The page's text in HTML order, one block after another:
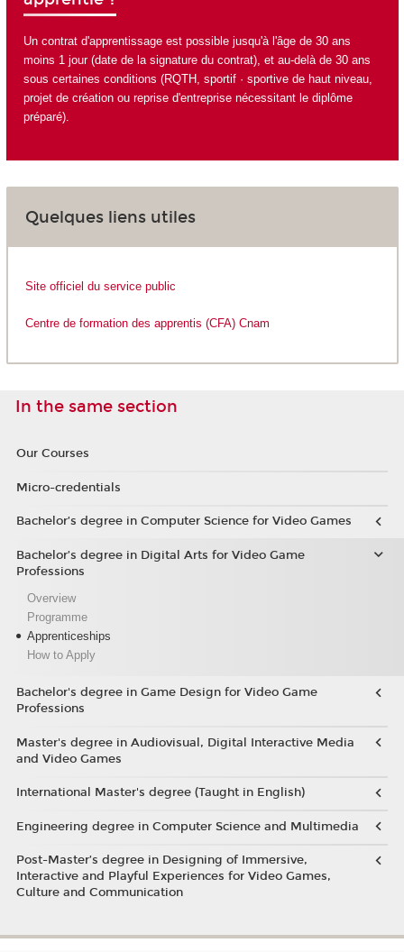
Un contrat d'apprentissage est possible jusqu'à l'âge de 30 ans
moins 1 jour (date de la signature du contrat), et au-delà de 30 ans
sous certaines conditions (RQTH, sportif · sportive de haut niveau,
projet de création ou reprise d'entreprise nécessitant le diplôme
préparé).
Quelques liens utiles
Site officiel du service public
Centre de formation des apprentis (CFA) Cnam
In the same section
Our Courses
Micro-credentials
Bachelor’s degree in Computer Science for Video Games
Bachelor’s degree in Digital Arts for Video Game
Professions
Overview
Programme
Apprenticeships
How to Apply
Bachelor's degree in Game Design for Video Game
Professions
Master's degree in Audiovisual, Digital Interactive Media
and Video Games
International Master's degree (Taught in English)
Engineering degree in Computer Science and Multimedia
Post-Master’s degree in Designing of Immersive,
Interactive and Playful Experiences for Video Games,
Culture and Communication